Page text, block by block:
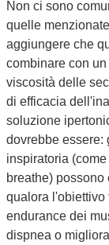
Non ci sono
quelle
aggiungere che
combinare con
viscosità delle
di efficacia
soluzione
dovrebbe essere:
inspiratoria
breathe)
qualora l'obiettivo
endurance dei
dispnea o